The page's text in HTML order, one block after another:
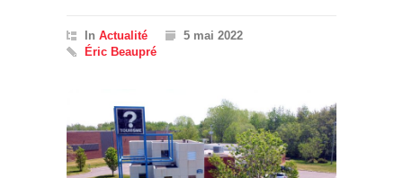
In Actualité
5 mai 2022
Éric Beaupré